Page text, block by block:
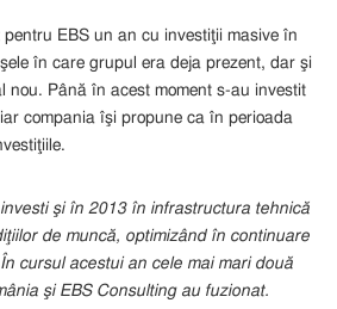
EBS un an cu investiţii masive în
în care grupul era deja prezent, dar şi
nou. Până în acest moment s-au investit
compania îşi propune ca în perioada
şi în 2013 în infrastructura tehnică
de muncă, optimizând în continuare
cursul acestui an cele mai mari două
şi EBS Consulting au fuzionat.